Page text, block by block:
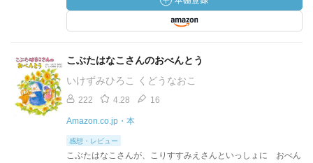
こぶたはなこさんのおべんとう
いけずみひろこ くどうなおこ
222 4.28 16
Amazon.co.jp・本
感想・レビュー
こぶたはなこさんが、こりすすみえさんといっしょに おべん